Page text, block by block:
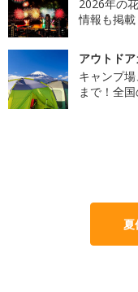
2026年の
情報も掲載
アウトド
キャンプ
まで！全
夏